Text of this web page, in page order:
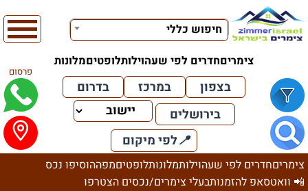
חיפוש כללי
צימריםחדרים לפי שעהוילותלופטיםמלונות
פרסום
בצפון במרכז
בדרום
בירושלים
📍לפי מיקום
צימריםחדרים לפי שעהוילותמלונותלופטיםמפההוסיפו נכס
📲 וואטסאפ להזמנותבעלי צימרים/נכסים הצטרפו